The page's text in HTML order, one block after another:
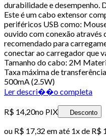
durabilidade e desempenho.
Este é um cabo extensor
periféricos USB como:
ouvido com conexão através
recomendado para
conectar ao carregador que
Tamanho do cabo: 2M
Taxa máxima de
500mA (2.5W)
Ler descri��o completa
R$ 14,20no PIX Desconto
ou R$ 17,32 em até 1x de R$